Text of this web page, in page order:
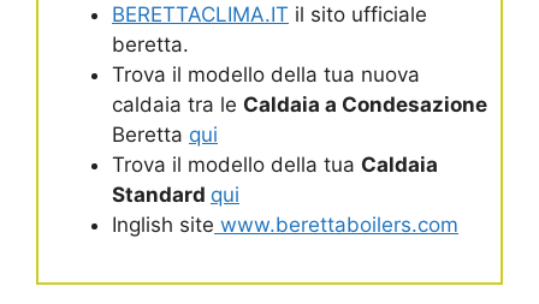
BERETTACLIMA.IT il sito ufficiale
beretta.
Trova il modello della tua nuova
caldaia tra le Caldaia a Condesazione
Beretta qui
Trova il modello della tua Caldaia
Standard qui
Inglish site www.berettaboilers.com